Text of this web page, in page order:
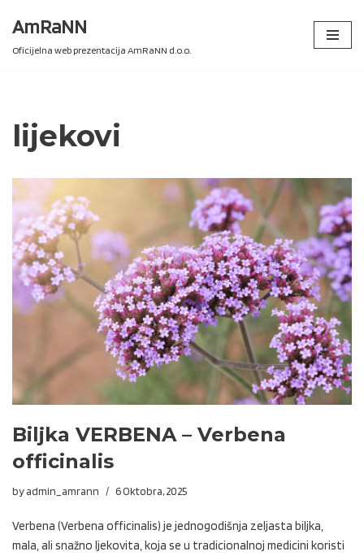
Skip
AmRaNN
Oficijelna web prezentacija AmRaNN d.o.o.
lijekovi
Biljka VERBENA – Verbena
officinalis
byadmin_amrann 6 Oktobra, 2025
Verbena (Verbena officinalis) je jednogodišnja zeljasta biljka,
mala, ali snažno ljekovita, koja se u tradicionalnoj medicini koristi